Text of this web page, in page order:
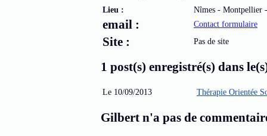
Lieu : Nîmes - Montpellier
email : Contact formulaire
Site : Pas de site
1 post(s) enregistré(s) dans
Le 10/09/2013 Thérapie Orientée
Gilbert n'a pas de